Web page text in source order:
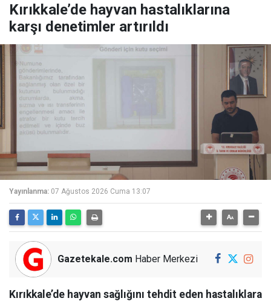
Kırıkkale’de hayvan hastalıklarına
karşı denetimler artırıldı
Yayınlanma: 07 Ağustos 2026 Cuma 13:07
Gazetekale.com Haber Merkezi
Kırıkkale’de hayvan sağlığını tehdit eden hastalıklara